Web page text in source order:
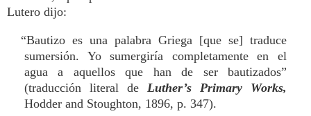
Lutero dijo:
“Bautizo es una palabra Griega [que se] traduce
sumersión. Yo sumergiría completamente en el
agua a aquellos que han de ser bautizados”
(traducción literal de Luther’s Primary Works,
Hodder and Stoughton, 1896, p. 347).